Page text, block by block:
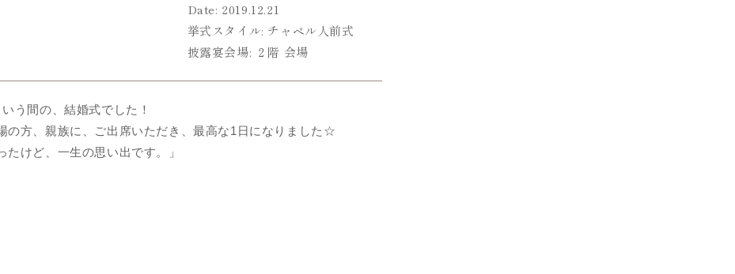
Date: 2019.12.21
挙式スタイル: チャペル人前式
披露宴会場: ２階 会場
う間の、結婚式でした！
の方、親族に、ご出席いただき、最高な1日になりました☆
けど、一生の思い出です。」